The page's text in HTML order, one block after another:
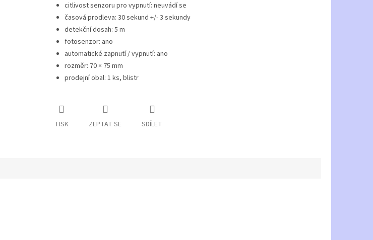
citlivost senzoru pro vypnutí: neuvádí se
časová prodleva: 30 sekund +/- 3 sekundy
detekční dosah: 5 m
fotosenzor: ano
automatické zapnutí / vypnutí: ano
rozměr: 70 × 75 mm
prodejní obal: 1 ks, blistr
TISK ZEPTAT SE SDÍLET